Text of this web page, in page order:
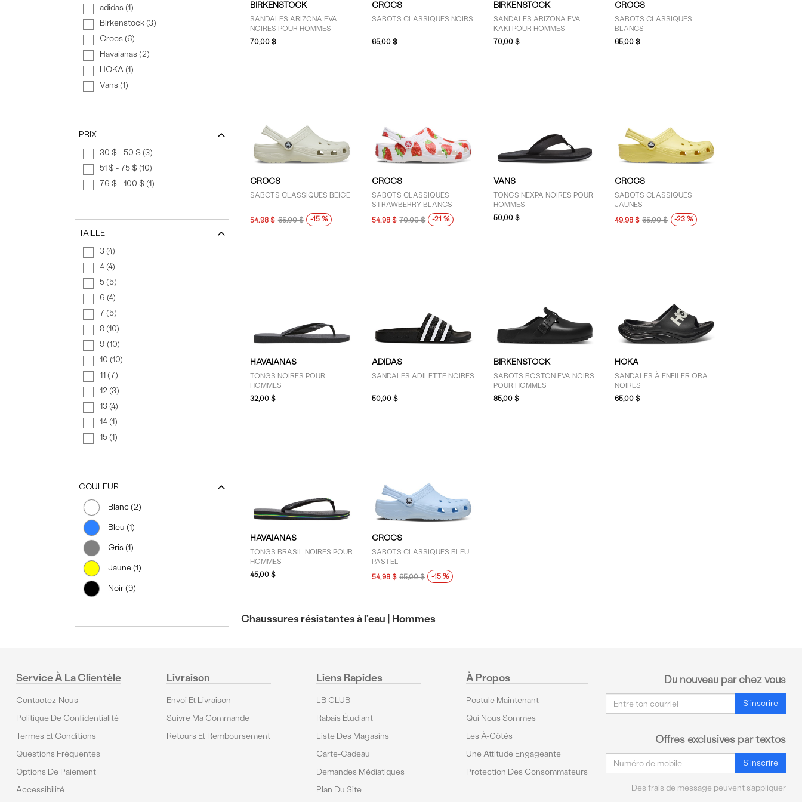
adidas (1)
Birkenstock (3)
Crocs (6)
Havaianas (2)
HOKA (1)
Vans (1)
PRIX
30 $ - 50 $ (3)
51 $ - 75 $ (10)
76 $ - 100 $ (1)
TAILLE
3 (4)
4 (4)
5 (5)
6 (4)
7 (5)
8 (10)
9 (10)
10 (10)
11 (7)
12 (3)
13 (4)
14 (1)
15 (1)
COULEUR
Blanc (2)
Bleu (1)
Gris (1)
Jaune (1)
Noir (9)
BIRKENSTOCK
SANDALES ARIZONA EVA
NOIRES POUR HOMMES
70,00 $
CROCS
SABOTS CLASSIQUES NOIRS
65,00 $
BIRKENSTOCK
SANDALES ARIZONA EVA
KAKI POUR HOMMES
70,00 $
CROCS
SABOTS CLASSIQUES
BLANCS
65,00 $
CROCS
SABOTS CLASSIQUES BEIGE
54,98 $ 65,00 $ -15 %
CROCS
SABOTS CLASSIQUES
STRAWBERRY BLANCS
54,98 $ 70,00 $ -21 %
VANS
TONGS NEXPA NOIRES POUR
HOMMES
50,00 $
CROCS
SABOTS CLASSIQUES
JAUNES
49,98 $ 65,00 $ -23 %
HAVAIANAS
TONGS NOIRES POUR
HOMMES
32,00 $
ADIDAS
SANDALES ADILETTE NOIRES
50,00 $
BIRKENSTOCK
SABOTS BOSTON EVA NOIRS
POUR HOMMES
85,00 $
HOKA
SANDALES À ENFILER ORA
NOIRES
65,00 $
HAVAIANAS
TONGS BRASIL NOIRES POUR
HOMMES
45,00 $
CROCS
SABOTS CLASSIQUES BLEU
PASTEL
54,98 $ 65,00 $ -15 %
Chaussures résistantes à l’eau | Hommes
Service À La Clientèle
Contactez-Nous
Politique De Confidentialité
Termes Et Conditions
Questions Fréquentes
Options De Paiement
Accessibilité
Livraison
Envoi Et Livraison
Suivre Ma Commande
Retours Et Remboursement
Liens Rapides
LB CLUB
Rabais Étudiant
Liste Des Magasins
Carte-Cadeau
Demandes Médiatiques
Plan Du Site
À Propos
Postule Maintenant
Qui Nous Sommes
Les À-Côtés
Une Attitude Engageante
Protection Des Consommateurs
Du nouveau par chez vous
S'inscrire
Offres exclusives par textos
S'inscrire
Des frais de message peuvent s'appliquer